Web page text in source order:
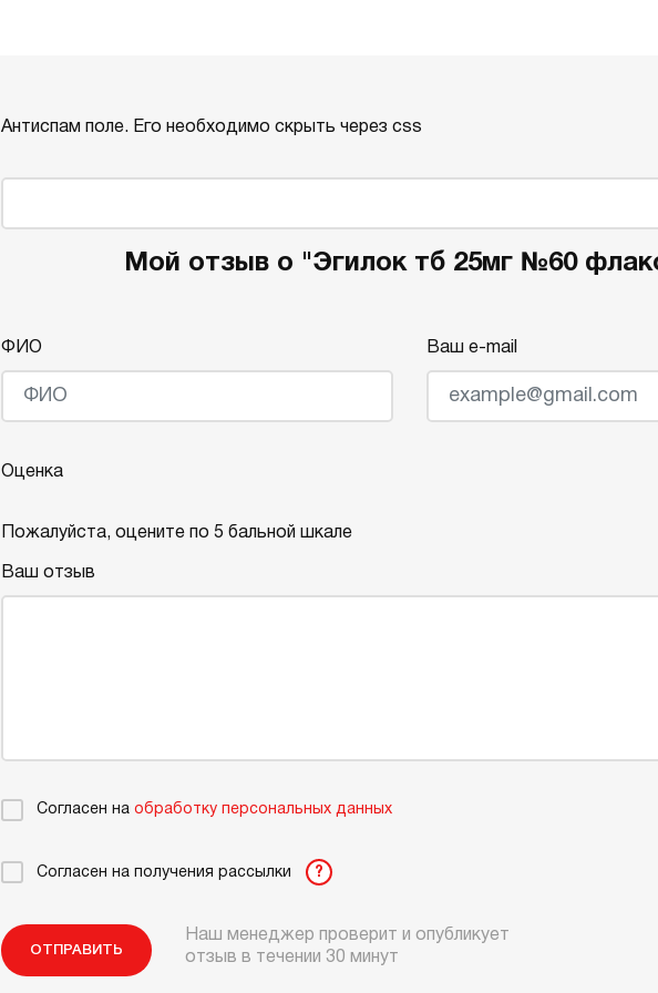
Антиспам поле. Его необходимо скрыть через css
Мой отзыв о "Эгилок тб 25мг №60
ФИО Ваш e-mail
Оценка
Пожалуйста, оцените по 5 бальной шкале
Ваш отзыв
Согласен на обработку персональных данных
Согласен на получения рассылки ?
ОТПРАВИТЬ
Наш менеджер проверит и опубликует
отзыв в течении 30 минут